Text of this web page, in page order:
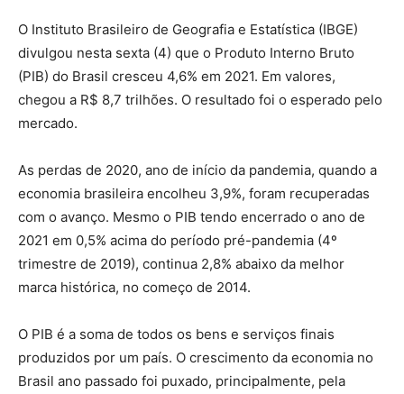
O Instituto Brasileiro de Geografia e Estatística (IBGE)
divulgou nesta sexta (4) que o Produto Interno Bruto
(PIB) do Brasil cresceu 4,6% em 2021. Em valores,
chegou a R$ 8,7 trilhões. O resultado foi o esperado pelo
mercado.
As perdas de 2020, ano de início da pandemia, quando a
economia brasileira encolheu 3,9%, foram recuperadas
com o avanço. Mesmo o PIB tendo encerrado o ano de
2021 em 0,5% acima do período pré-pandemia (4º
trimestre de 2019), continua 2,8% abaixo da melhor
marca histórica, no começo de 2014.
O PIB é a soma de todos os bens e serviços finais
produzidos por um país. O crescimento da economia no
Brasil ano passado foi puxado, principalmente, pela